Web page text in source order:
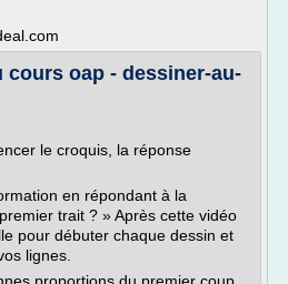
cours oap - dessiner-au-
le croquis, la réponse
en répondant à la
trait ? » Après cette vidéo
pour débuter chaque dessin et
lignes.